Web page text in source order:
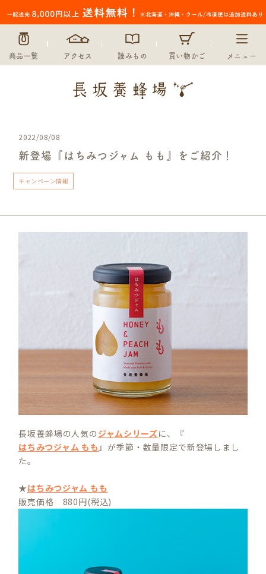
商品一覧 アクセス 読みもの 買い物かご メニュー
2022/08/08
新登場『はちみつジャム もも』をご紹介！
キャンペーン情報
長坂養蜂場の人気の ジャムシリーズに、『
はちみつジャム もも』が季節・数量限定で新登場しまし
た。
★はちみつジャム もも
販売価格 880円(税込)